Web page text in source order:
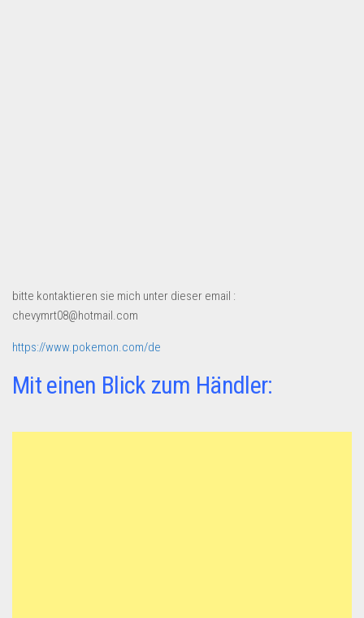
Kostenlos verkaufen
Anmelden
Kostenlos Registrieren
bitte kontaktieren sie mich unter dieser email :
chevymrt08@hotmail.com
https://www.pokemon.com/de
Mit einen Blick zum Händler: